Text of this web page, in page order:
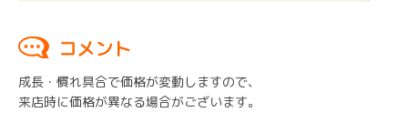
コメント
成長・慣れ具合で価格が変動しますので、
来店時に価格が異なる場合がございます。